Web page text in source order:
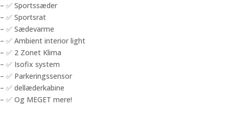
– ✅ Sportssæder
– ✅ Sportsrat
– ✅ Sædevarme
– ✅ Ambient interior light
– ✅ 2 Zonet Klima
– ✅ Isofix system
– ✅ Parkeringssensor
– ✅ dellæderkabine
– ✅ Og MEGET mere!